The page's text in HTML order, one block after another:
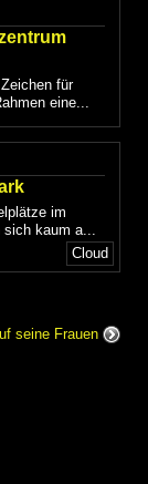
für
eine...
im
sich kaum a...
Cloud
seine Frauen